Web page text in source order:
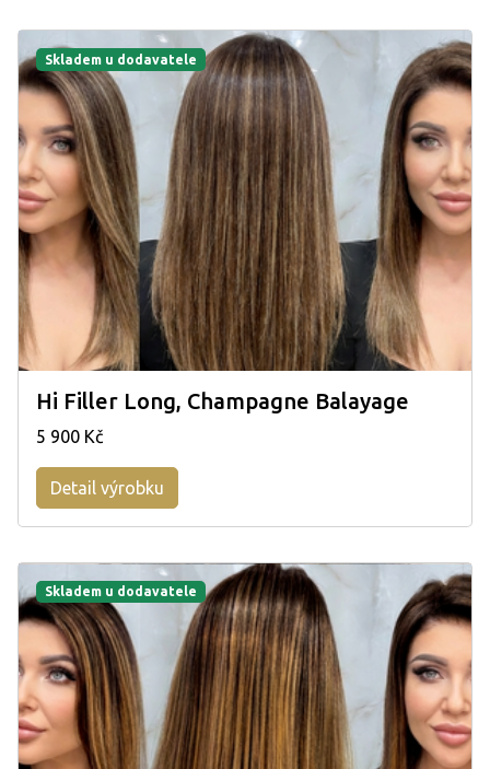
Skladem u dodavatele
Hi Filler Long, Champagne Balayage
5 900 Kč
Detail výrobku
Skladem u dodavatele